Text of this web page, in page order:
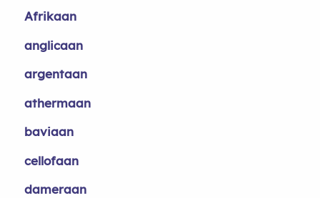
Afrikaan
anglicaan
argentaan
athermaan
baviaan
cellofaan
dameraan